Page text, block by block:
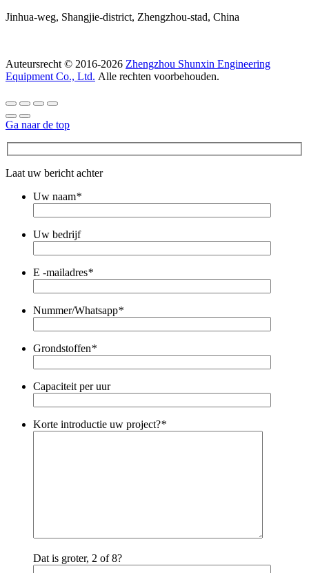
Jinhua-weg, Shangjie-district, Zhengzhou-stad, China
Auteursrecht © 2016-2026 Zhengzhou Shunxin Engineering
Equipment Co., Ltd. Alle rechten voorbehouden.
Ga naar de top
Laat uw bericht achter
Uw naam*
Uw bedrijf
E -mailadres*
Nummer/Whatsapp*
Grondstoffen*
Capaciteit per uur
Korte introductie uw project?*
Dat is groter, 2 of 8?